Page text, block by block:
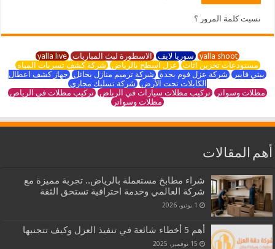
نسيت كلمة المرور ؟
yalla shoot سوريا لايف الاسطورة لبث المباريات yalla live
مستودعات تخزين اثاث عزل اسطح بالرياض شركة كشف تسربات المياه
بيتي فايبر شركة عزل فوم بجدة شركة ترميم منازل بحائل جهاز كشف اعطال
الكابلات تحت الأرض شركة تسليك مجاري
مظلات وسواتر تركيب مظلات سيارات في الرياض تركيب مظلات في الرياض
مظلات وسواتر
أهم المقالات
شراء مطابخ مستعملة بالرياض.. تجربة مميزة مع
شركة العالمي وخدمة احترافية تستحق الثقة
1 يونيو، 2026
أهم 5 أخطاء شائعة في تنفيذ العزل وكيف تتجنبها
15 نوفمبر، 2025